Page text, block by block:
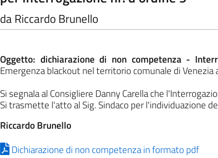
da Riccardo Brunello
Oggetto: dichiarazione di non competenza -
Emergenza blackout nel territorio comunale di Venezia
Si segnala al Consigliere Danny Carella che
Si trasmette l'atto al Sig. Sindaco per l'individuazione
Riccardo Brunello
Dichiarazione di non competenza in formato pdf